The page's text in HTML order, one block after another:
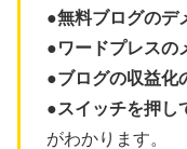
●無料ブログのデ
●ワードプレスの
●ブログの収益化
●スイッチを押し
がわかります。